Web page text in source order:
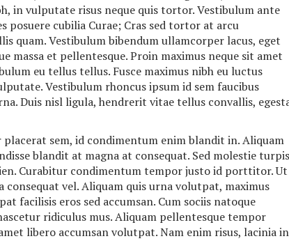
in vulputate risus neque quis tortor. Vestibulum ante
cubilia Curae; Cras sed tortor at arcu
quam. Vestibulum bibendum ullamcorper lacus, eget
et pellentesque. Proin maximus neque sit amet
eu tellus tellus. Fusce maximus nibh eu luctus
Vestibulum rhoncus ipsum id sem faucibus
Duis nisl ligula, hendrerit vitae tellus convallis,
placerat sem, id condimentum enim blandit in. Aliquam
blandit at magna at consequat. Sed molestie turpis
Curabitur condimentum tempor justo id porttitor. Ut
vel. Aliquam quis urna volutpat, maximus
facilisis eros sed accumsan. Cum sociis natoque
ridiculus mus. Aliquam pellentesque tempor
libero accumsan volutpat. Nam enim risus, lacinia in